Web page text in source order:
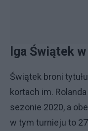
Iga Świątek
Świątek broni
kortach im.
sezonie 2020, a
w tym turnieju to